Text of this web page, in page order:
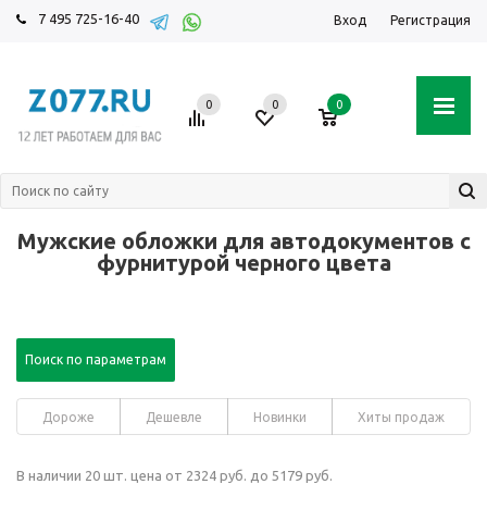
7 495 725-16-40 Вход Регистрация
0 0 0
Мужские обложки для автодокументов с
фурнитурой черного цвета
Поиск по параметрам
Дороже Дешевле Новинки Хиты продаж
В наличии 20 шт. цена от 2324 руб. до 5179 руб.